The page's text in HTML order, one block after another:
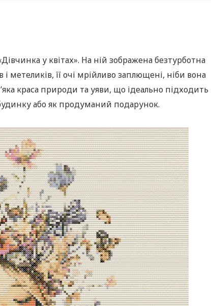
у квітах». На ній зображена безтурботна
метеликів, її очі мрійливо заплющені, ніби вона
краса природи та уяви, що ідеально підходить
або як продуманий подарунок.